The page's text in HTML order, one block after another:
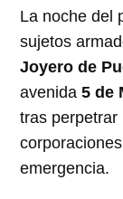
La noche del
sujetos
Joyero de
avenida5 de
tras perpetrar
emergencia.